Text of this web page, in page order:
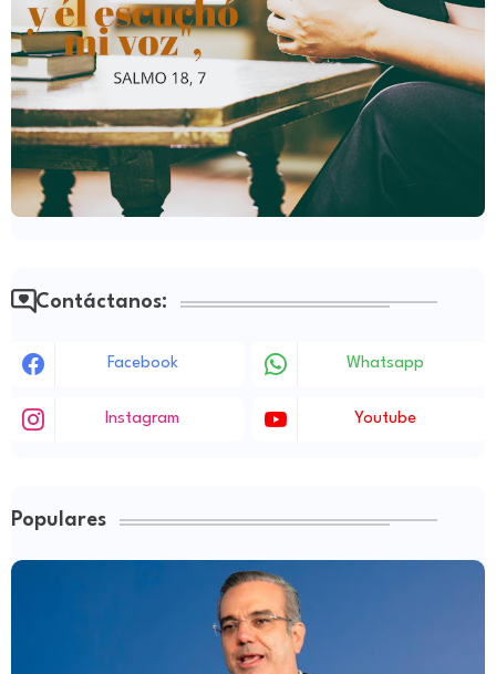
Contáctanos:
Facebook Whatsapp
Instagram Youtube
Populares